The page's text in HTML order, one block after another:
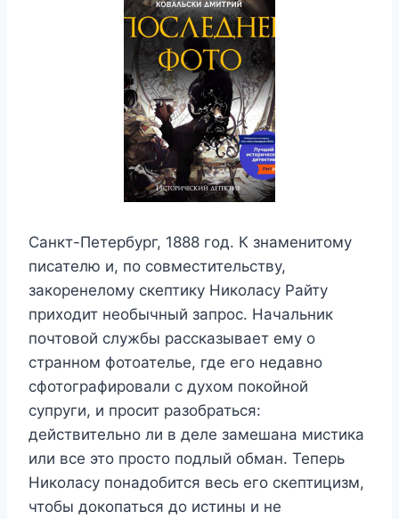
Санкт-Петербург, 1888 год. К знаменитому
писателю и, по совместительству,
закоренелому скептику Николасу Райту
приходит необычный запрос. Начальник
почтовой службы рассказывает ему о
странном фотоателье, где его недавно
сфотографировали с духом покойной
супруги, и просит разобраться:
действительно ли в деле замешана мистика
или все это просто подлый обман. Теперь
Николасу понадобится весь его скептицизм,
чтобы докопаться до истины и не